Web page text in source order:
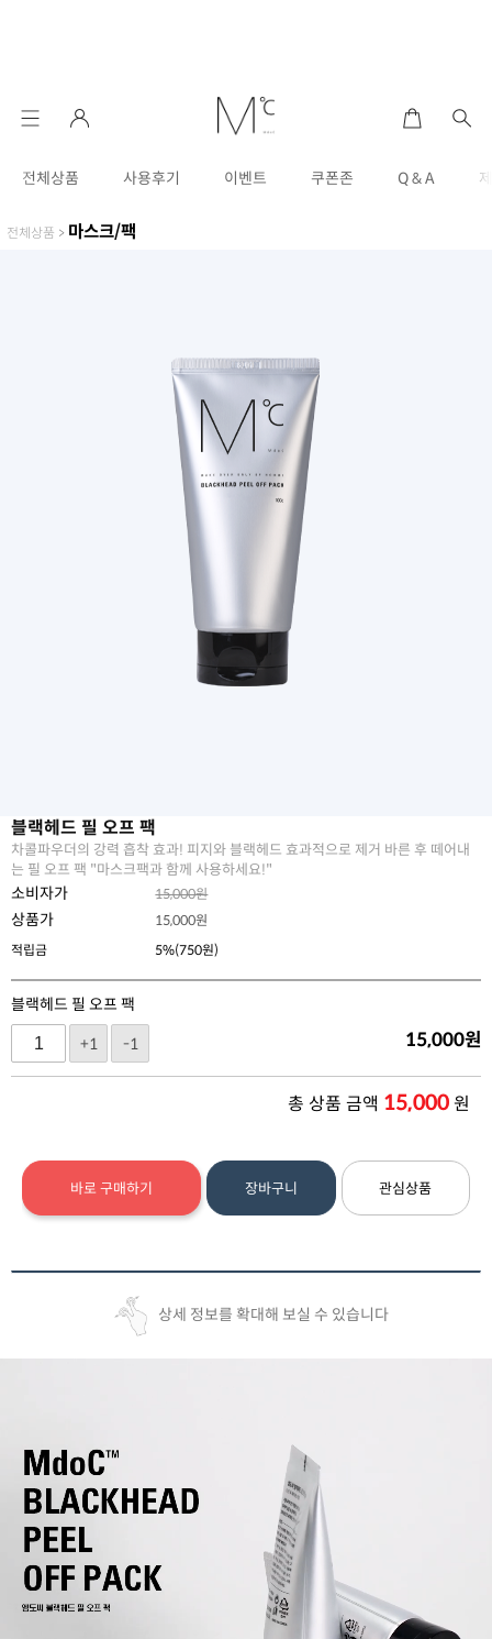
전체상품 사용후기 이벤트 쿠폰존 Q & A
전체상품 > 마스크/팩
블랙헤드 필 오프 팩
차콜파우더의 강력 흡착 효과! 피지와 블랙헤드 효과적으로 제거 바른 후 떼어내
는 필 오프 팩 "마스크팩과 함께 사용하세요!"
소비자가 15,000원
상품가 15,000원
적립금
5%(750원)
블랙헤드 필 오프 팩
+1
-1 15,000원
총 상품 금액 15,000원
바로 구매하기 장바구니 관심상품
상세 정보를 확대해 보실 수 있습니다